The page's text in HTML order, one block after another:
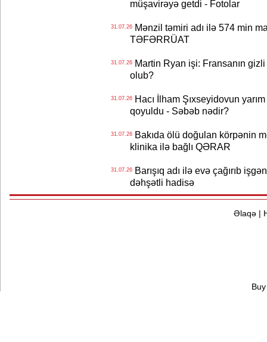
müşavirəyə getdi - Fotolar
31.07.26Mənzil təmiri adı ilə 574 min
TƏFƏRRÜAT
31.07.26Martin Ryan işi: Fransanın gizli
olub?
31.07.26Hacı İlham Şıxseyidovun
qoyuldu - Səbəb nədir?
31.07.26Bakıda ölü doğulan körpənin
klinika ilə bağlı QƏRAR
31.07.26Barışıq adı ilə evə çağırıb
dəhşətli hadisə
Əlaqə|